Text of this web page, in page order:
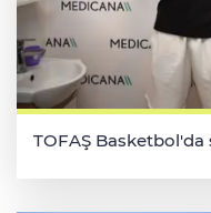
TOFAŞ Basketbol'da